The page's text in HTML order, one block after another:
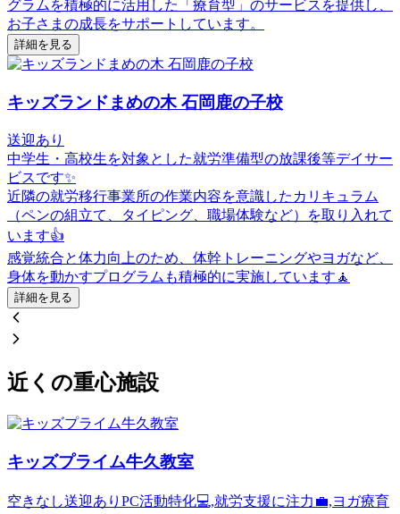
グラムを積極的に活用した「療育型」のサービスを提供し、
お子さまの成長をサポートしています。
詳細を見る
キッズランドまめの木 石岡鹿の子校
送迎あり
中学生・高校生を対象とした就労準備型の放課後等デイサー
ビスです✨
近隣の就労移行事業所の作業内容を意識したカリキュラム
（ペンの組立て、タイピング、職場体験など）を取り入れて
います👍
感覚統合と体力向上のため、体幹トレーニングやヨガなど、
身体を動かすプログラムも積極的に実施しています🧘
詳細を見る
近くの重心施設
キッズプライム牛久教室
空きなし送迎あり PC活動特化💻,就労支援に注力💼,ヨガ療育